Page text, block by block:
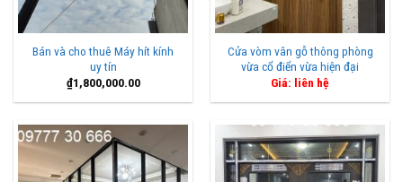
Bán và cho thuê Máy hít kính
uy tín
₫1,800,000.00
Cửa vòm vân gỗ thông phòng
vừa cổ điển vừa hiện đại
Giá: liên hệ